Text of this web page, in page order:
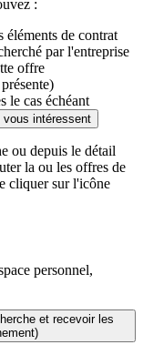
:
éléments de contrat
par l'entreprise
offre
le cas échéant
intéressent
ou depuis le détail
la ou les offres de
cliquer sur l'icône
personnel,
et recevoir les